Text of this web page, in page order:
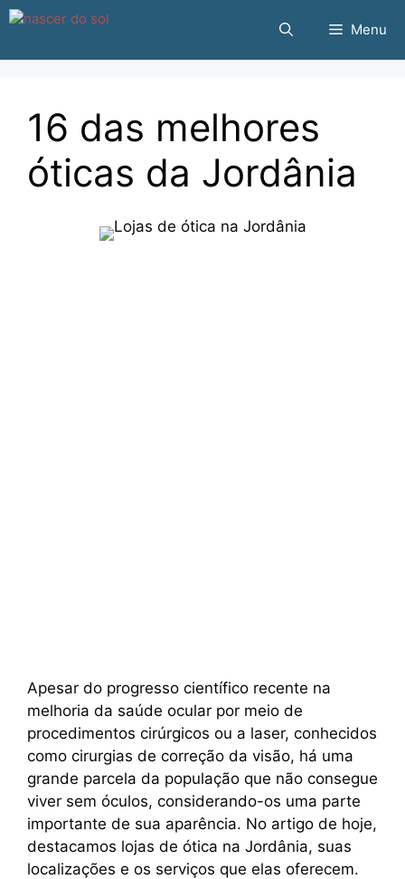
Pular
o
Menu
16 das melhores
óticas da Jordânia
Apesar do progresso científico recente na
melhoria da saúde ocular por meio de
procedimentos cirúrgicos ou a laser, conhecidos
como cirurgias de correção da visão, há uma
grande parcela da população que não consegue
viver sem óculos, considerando-os uma parte
importante de sua aparência. No artigo de hoje,
destacamos lojas de ótica na Jordânia, suas
localizações e os serviços que elas oferecem.